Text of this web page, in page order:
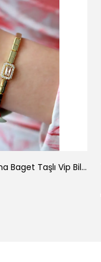
14 Ayar Altın Kaplama Baget Taşlı Vip Bileklik